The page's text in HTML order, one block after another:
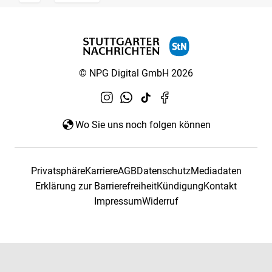
© NPG Digital GmbH 2026
Wo Sie uns noch folgen können
PrivatsphäreKarriereAGBDatenschutzMediadaten
Erklärung zur BarrierefreiheitKündigungKontakt
ImpressumWiderruf